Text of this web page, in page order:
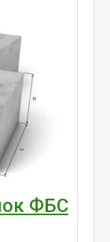
ФБС